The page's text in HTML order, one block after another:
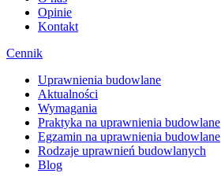
Opinie
Kontakt
Cennik
Uprawnienia budowlane
Aktualności
Wymagania
Praktyka na uprawnienia budowlane
Egzamin na uprawnienia budowlane
Rodzaje uprawnień budowlanych
Blog